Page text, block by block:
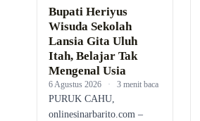
Bupati Heriyus
Wisuda Sekolah
Lansia Gita Uluh
Itah, Belajar Tak
Mengenal Usia
6 Agustus 2026 · 3 menit baca
PURUK CAHU,
onlinesinarbarito.com –